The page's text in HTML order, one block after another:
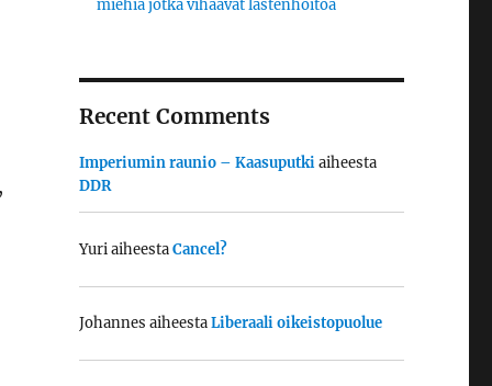
miehiä jotka vihaavat lastenhoitoa
Recent Comments
Imperiumin raunio – Kaasuputkiaiheesta
DDR
YuriaiheestaCancel?
Johannes aiheestaLiberaali oikeistopuolue